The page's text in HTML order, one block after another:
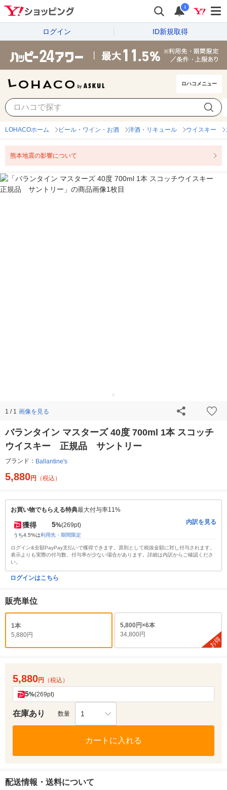
i
ログイン ID新規取得
ロハコメニュー
LOHACOホーム ビール・ワイン・お酒 洋酒・リキュール ウイスキー
熊本地震の影響について
1 / 1 画像を見る
バランタイン マスターズ 40度 700ml 1本 スコッチ
ウイスキー 正規品 サントリー
ブランド： Ballantine's
5,880円 （税込）
お買い物でもらえる特典最大付与率11%
獲得 5%(269pt)
うち4.5%は利用先・期間限定
内訳を見る
ログイン&全額PayPay支払いで獲得できます。原則として税抜金額に対し付与されます。
表示よりも実際の付与数、付与率が少ない場合があります。詳細は内訳からご確認くださ
い。
ログインはこちら
販売単位
1本
5,880円
5,800円×6本
34,800円
お得
5,880円 （税込）
5%(269pt)
在庫あり 数量 1
カートに入れる
配送情報・送料について